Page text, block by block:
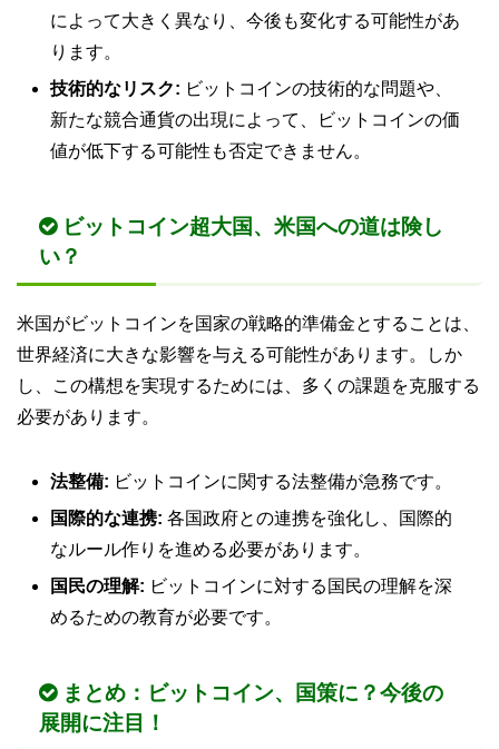
によって大きく異なり、今後も変化する可能性があ
ります。
技術的なリスク: ビットコインの技術的な問題や、
新たな競合通貨の出現によって、ビットコインの価
値が低下する可能性も否定できません。
ビットコイン超大国、米国への道は険し
い？
米国がビットコインを国家の戦略的準備金とすることは、
世界経済に大きな影響を与える可能性があります。しか
し、この構想を実現するためには、多くの課題を克服する
必要があります。
法整備: ビットコインに関する法整備が急務です。
国際的な連携: 各国政府との連携を強化し、国際的
なルール作りを進める必要があります。
国民の理解: ビットコインに対する国民の理解を深
めるための教育が必要です。
まとめ：ビットコイン、国策に？今後の
展開に注目！